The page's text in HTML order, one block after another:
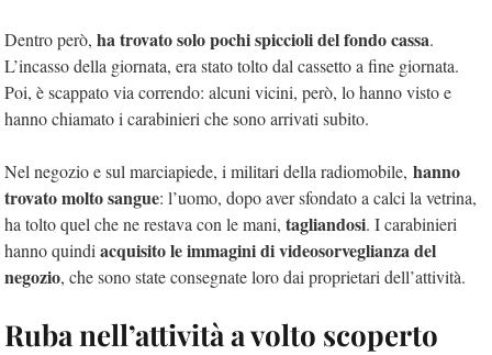
Dentro però, ha trovato solo pochi spiccioli del fondo cassa.
L’incasso della giornata, era stato tolto dal cassetto a fine giornata.
Poi, è scappato via correndo: alcuni vicini, però, lo hanno visto e
hanno chiamato i carabinieri che sono arrivati subito.
Nel negozio e sul marciapiede, i militari della radiomobile, hanno
trovato molto sangue: l’uomo, dopo aver sfondato a calci la vetrina,
ha tolto quel che ne restava con le mani, tagliandosi. I carabinieri
hanno quindi acquisito le immagini di videosorveglianza del
negozio, che sono state consegnate loro dai proprietari dell’attività.
Ruba nell’attività a volto scoperto